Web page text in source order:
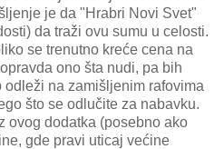
je da "Hrabri Novi Svet"
da traži ovu sumu u celosti.
se trenutno kreće cena na
ono šta nudi, pa bih
na zamišljenim rafovima
što se odlučite za nabavku.
ovog dodatka (posebno ako
gde pravi uticaj većine